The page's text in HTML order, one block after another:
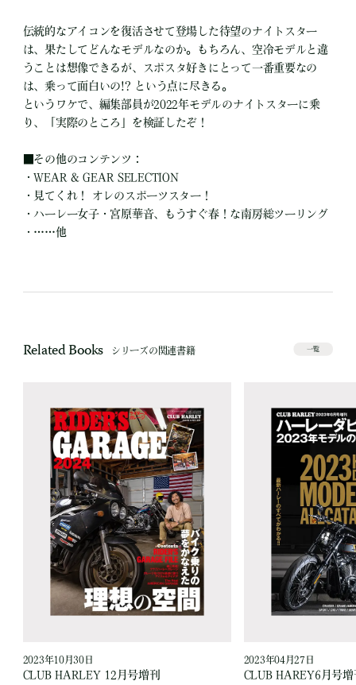
伝統的なアイコンを復活させて登場した待望のナイトスター
は、果たしてどんなモデルなのか。もちろん、空冷モデルと違
うことは想像できるが、スポスタ好きにとって一番重要なの
は、乗って面白いの!? という点に尽きる。
というワケで、編集部員が2022年モデルのナイトスターに乗
り、「実際のところ」を検証したぞ！
■その他のコンテンツ：
・WEAR & GEAR SELECTION
・見てくれ！ オレのスポーツスター！
・ハーレー女子・宮原華音、もうすぐ春！な南房総ツーリング
・……他
Related Books シリーズの関連書籍 一覧
2023年10月30日
CLUB HARLEY 12月号増刊
2023年04月27日
CLUB HAREY6月号増